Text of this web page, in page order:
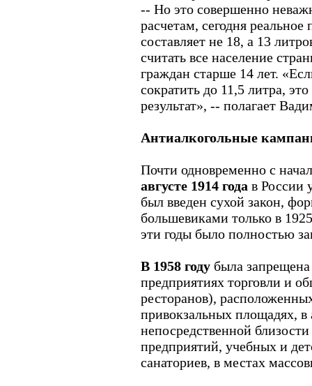
-- Но это совершенно
расчетам, сегодня реальное
составляет не 18, а 13
считать все население
граждан старше 14 лет.
сократить до 11,5 литра,
результат», -- полагает
Антиалкогольные
Почти одновременно с
августе 1914 года в России
был введен сухой закон,
большевиками только в
эти годы было полностью
В 1958 году была
предприятиях торговли и
ресторанов),
привокзальных площадях, в
непосредственной
предприятий, учебных и
санаториев, в местах